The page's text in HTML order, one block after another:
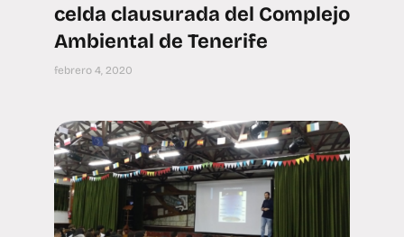
celda clausurada del Complejo
Ambiental de Tenerife
febrero 4, 2020